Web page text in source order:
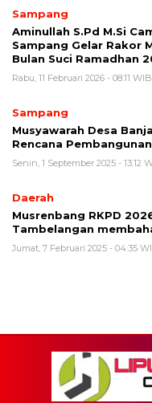
Sampang
Aminullah S.Pd M.Si
Sampang Gelar Rakor
Bulan Suci Ramadhan
Rabu, 11 Februari 2026 - 08:11 WIB
Sampang
Musyawarah Desa
Rencana
Senin, 1 September 2025 - 13:12
Daerah
Musrenbang RKPD
Tambelangan
Jumat, 7 Februari 2025 - 04:35